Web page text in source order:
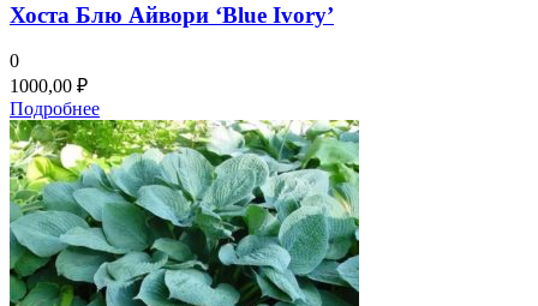
Хоста Блю Айвори ‘Blue Ivory’
0
1000,00 ₽
Подробнее